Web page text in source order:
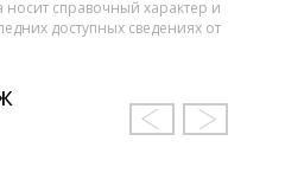
справочный характер и
доступных сведениях от